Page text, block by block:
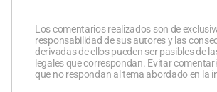
Los comentarios realizados son de
responsabilidad de sus autores y las
derivadas de ellos pueden ser pasibles de
legales que correspondan. Evitar
que no respondan al tema abordado en la